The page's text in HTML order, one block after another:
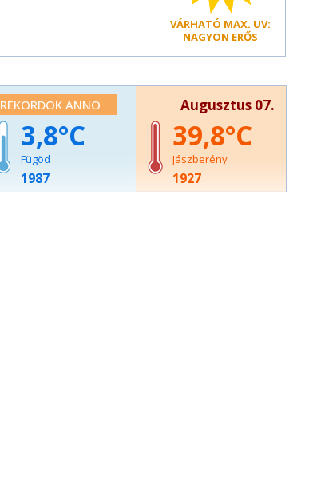
VÁRHATÓ MAX. UV:
NAGYON ERŐS
REKORDOK ANNO Augusztus 07.
3,8
Fügöd
1987
39,8
Jászberény
1927